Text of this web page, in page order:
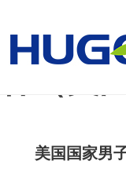
美国国
杯（美
美国国家男